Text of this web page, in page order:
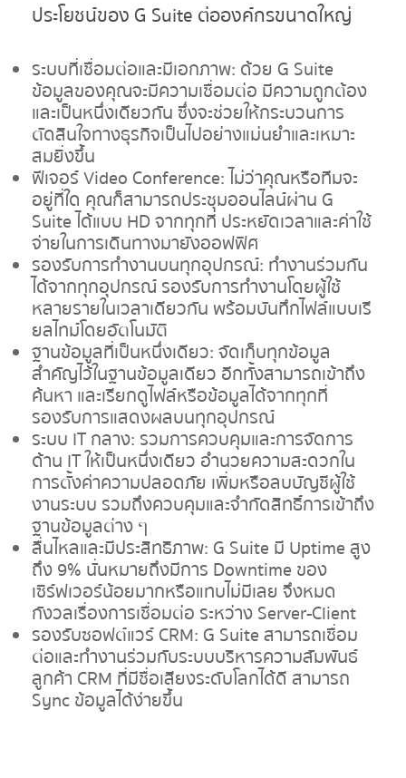
ประโยชน์ของ G Suite ต่อองค์กรขนาดใหญ่
ระบบที่เชื่อมต่อและมีเอกภาพ: ด้วย G Suite
ข้อมูลของคุณจะมีความเชื่อมต่อ มีความถูกต้อง
และเป็นหนึ่งเดียวกัน ซึ่งจะช่วยให้กระบวนการ
ตัดสินใจทางธุรกิจเป็นไปอย่างแม่นยำและเหมาะ
สมยิ่งขึ้น
ฟีเจอร์ Video Conference: ไม่ว่าคุณหรือทีมจะ
อยู่ที่ใด คุณก็สามารถประชุมออนไลน์ผ่าน G
Suite ได้แบบ HD จากทุกที่ ประหยัดเวลาและค่าใช้
จ่ายในการเดินทางมายังออฟฟิศ
รองรับการทำงานบนทุกอุปกรณ์: ทำงานร่วมกัน
ได้จากทุกอุปกรณ์ รองรับการทำงานโดยผู้ใช้
หลายรายในเวลาเดียวกัน พร้อมบันทึกไฟล์แบบเรี
ยลไทม์โดยอัตโนมัติ
ฐานข้อมูลที่เป็นหนึ่งเดียว: จัดเก็บทุกข้อมูล
สำคัญไว้ในฐานข้อมูลเดียว อีกทั้งสามารถเข้าถึง
ค้นหา และเรียกดูไฟล์หรือข้อมูลได้จากทุกที่
รองรับการแสดงผลบนทุกอุปกรณ์
ระบบ IT กลาง: รวมการควบคุมและการจัดการ
ด้าน IT ให้เป็นหนึ่งเดียว อำนวยความสะดวกใน
การตั้งค่าความปลอดภัย เพิ่มหรือลบบัญชีผู้ใช้
งานระบบ รวมถึงควบคุมและจำกัดสิทธิ์การเข้าถึง
ฐานข้อมูลต่าง ๆ
ลื่นไหลและมีประสิทธิภาพ: G Suite มี Uptime สูง
ถึง 9% นั่นหมายถึงมีการ Downtime ของ
เซิร์ฟเวอร์น้อยมากหรือแทบไม่มีเลย จึงหมด
กังวลเรื่องการเชื่อมต่อ ระหว่าง Server-Client
รองรับซอฟต์แวร์ CRM: G Suite สามารถเชื่อม
ต่อและทำงานร่วมกับระบบบริหารความสัมพันธ์
ลูกค้า CRM ที่มีชื่อเสียงระดับโลกได้ดี สามารถ
Sync ข้อมูลได้ง่ายขึ้น